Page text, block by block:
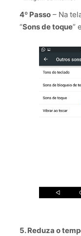
4º Passo – Na
“Sons de toque”
5. Reduza o